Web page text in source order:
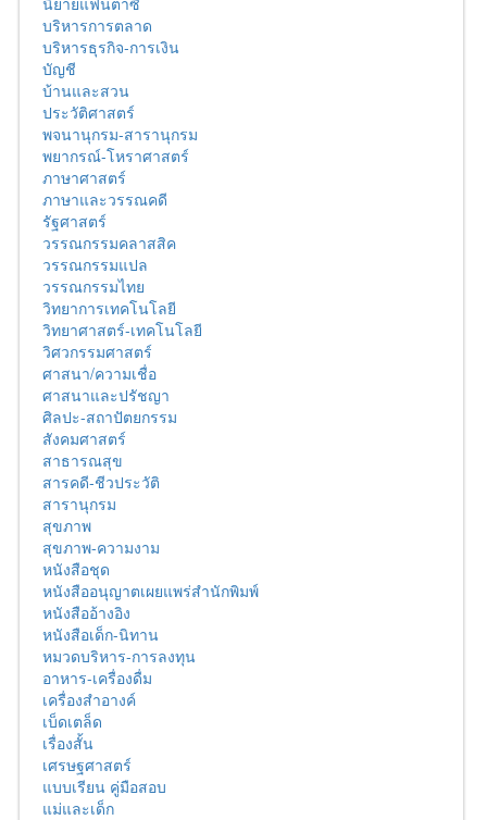
บริหารการตลาด
บริหารธุรกิจ-การเงิน
บัญชี
บ้านและสวน
ประวัติศาสตร์
พจนานุกรม-สารานุกรม
พยากรณ์-โหราศาสตร์
ภาษาศาสตร์
ภาษาและวรรณคดี
รัฐศาสตร์
วรรณกรรมคลาสสิค
วรรณกรรมแปล
วรรณกรรมไทย
วิทยาการเทคโนโลยี
วิทยาศาสตร์-เทคโนโลยี
วิศวกรรมศาสตร์
ศาสนา/ความเชื่อ
ศาสนาและปรัชญา
ศิลปะ-สถาปัตยกรรม
สังคมศาสตร์
สาธารณสุข
สารคดี-ชีวประวัติ
สารานุกรม
สุขภาพ
สุขภาพ-ความงาม
หนังสือชุด
หนังสืออนุญาตเผยแพร่สำนักพิมพ์
หนังสืออ้างอิง
หนังสือเด็ก-นิทาน
หมวดบริหาร-การลงทุน
อาหาร-เครื่องดื่ม
เครื่องสำอางค์
เบ็ดเตล็ด
เรื่องสั้น
เศรษฐศาสตร์
แบบเรียน คู่มือสอบ
แม่และเด็ก